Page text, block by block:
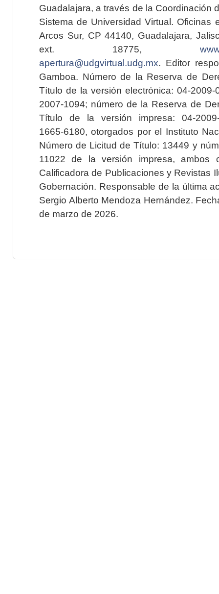
Guadalajara, a través de la Coordinación
Sistema de Universidad Virtual. Oficinas
Arcos Sur, CP 44140, Guadalajara,
ext. 18775,
apertura@udgvirtual.udg.mx. Editor
Gamboa. Número de la Reserva de
Título de la versión electrónica: 04-2009-
2007-1094; número de la Reserva de
Título de la versión impresa: 04-2009-
1665-6180, otorgados por el Instituto
Número de Licitud de Título: 13449 y
11022 de la versión impresa, ambos
Calificadora de Publicaciones y Revistas
Gobernación. Responsable de la última
Sergio Alberto Mendoza Hernández.
de marzo de 2026.